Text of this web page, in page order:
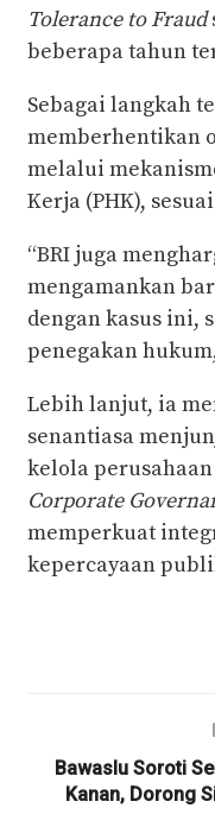
Tolerance to Fraud
beberapa tahun
Sebagai langkah
memberhentikan
melalui
Kerja (PHK),
“BRI juga
mengamankan
dengan kasus ini,
penegakan
Lebih lanjut, ia
senantiasa
kelola
Corporate
memperkuat
kepercayaan
Bawaslu Soroti
Kanan, Dorong